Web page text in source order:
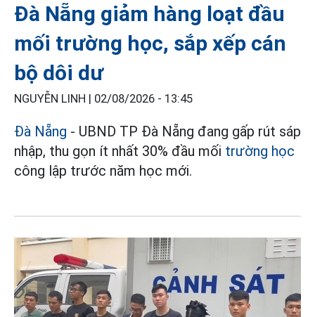
Đà Nẵng giảm hàng loạt đầu
mối trường học, sắp xếp cán
bộ dôi dư
NGUYỄN LINH | 02/08/2026 - 13:45
Đà Nẵng - UBND TP Đà Nẵng đang gấp rút sáp
nhập, thu gọn ít nhất 30% đầu mối trường học
công lập trước năm học mới.